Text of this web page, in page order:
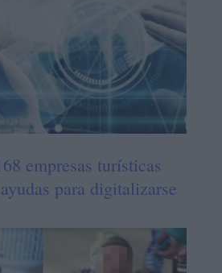
empresas turísticas
para digitalizarse